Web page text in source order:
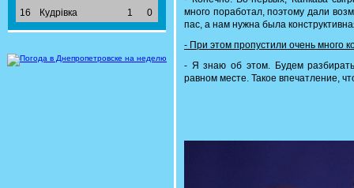
16
Кудрівка 1 0
много поработал, поэтому дали
пас, а нам нужна была
- При этом пропустили очень много
- Я знаю об этом. Будем
равном месте. Такое впечатление,